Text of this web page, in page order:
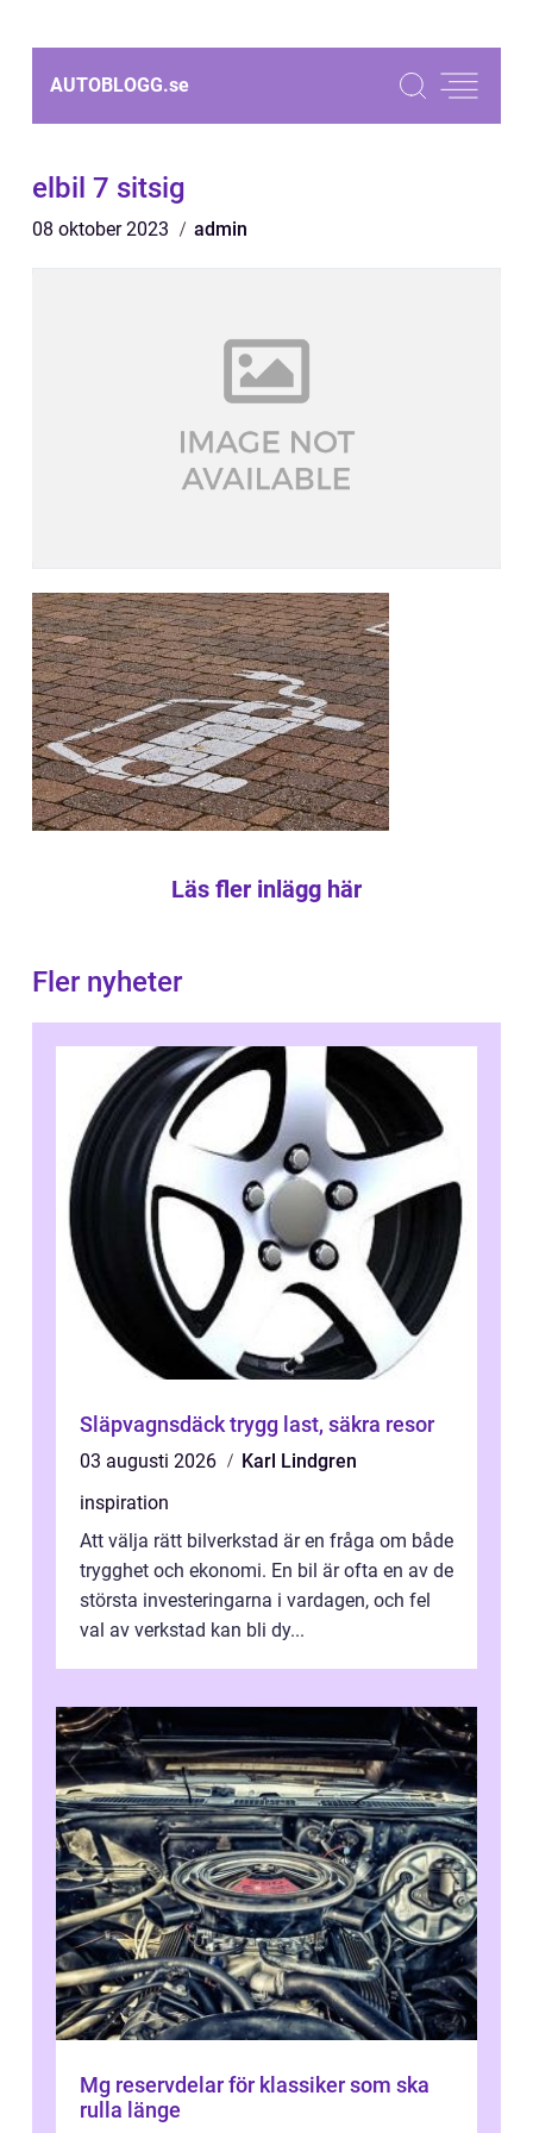
AUTOBLOGG.se
elbil 7 sitsig
08 oktober 2023 admin
Läs fler inlägg här
Fler nyheter
Släpvagnsdäck trygg last, säkra resor
03 augusti 2026
Karl Lindgren
inspiration
Att välja rätt bilverkstad är en fråga om både
trygghet och ekonomi. En bil är ofta en av de
största investeringarna i vardagen, och fel
val av verkstad kan bli dy...
Mg reservdelar för klassiker som ska
rulla länge